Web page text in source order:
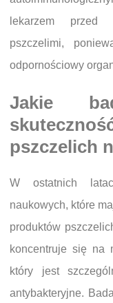
lekarzem przed
pszczelimi,
odpornościowy
Jakie
pszczelich
W ostatnich
naukowych, które
produktów
koncentruje się na
który jest
antybakteryjne.